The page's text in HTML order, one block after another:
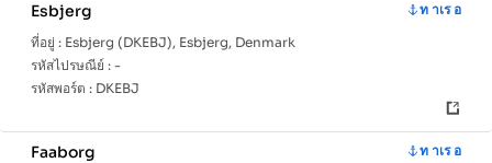
Esbjerg
ท าเร อ
ที่อยู่ : Esbjerg (DKEBJ), Esbjerg, Denmark
รหัสไปรษณีย์ : -
รหัสพอร์ต : DKEBJ
Faaborg
ท าเร อ